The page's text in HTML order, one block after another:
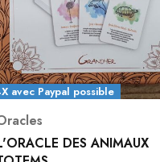
Oracles
L'ORACLE GE JEU